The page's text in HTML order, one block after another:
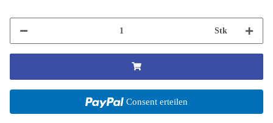
Stk
Consent erteilen